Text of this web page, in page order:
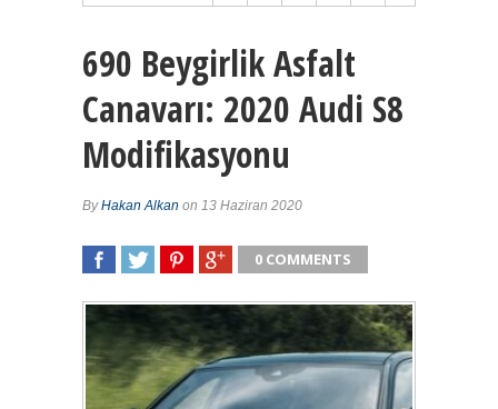
690 Beygirlik Asfalt
Canavarı: 2020 Audi S8
Modifikasyonu
ByHakan Alkan on 13 Haziran 2020
0 COMMENTS